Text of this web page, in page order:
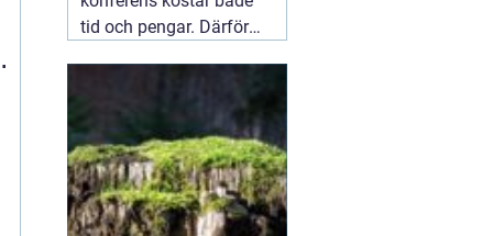
tid och pengar. Därför
tydliga beslut, ny energi i
gruppen och en känsla
av riktning framåt. När
en organisation01
augusti 2026